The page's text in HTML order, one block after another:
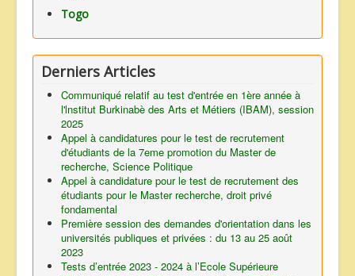
Togo
Derniers Articles
Communiqué relatif au test d'entrée en 1ère année à
l'lnstitut Burkinabè des Arts et Métiers (IBAM), session
2025
Appel à candidatures pour le test de recrutement
d'étudiants de la 7eme promotion du Master de
recherche, Science Politique
Appel à candidature pour le test de recrutement des
étudiants pour le Master recherche, droit privé
fondamental
Première session des demandes d'orientation dans les
universités publiques et privées : du 13 au 25 août
2023
Tests d’entrée 2023 - 2024 à l’Ecole Supérieure